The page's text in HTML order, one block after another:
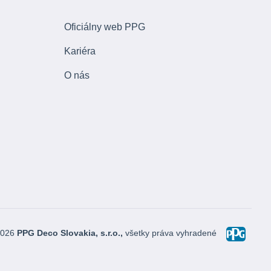
Oficiálny web PPG
Kariéra
O nás
PPG Deco Slovakia, s.r.o., všetky práva vyhradené